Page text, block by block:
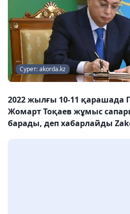
Сурет: akorda.kz
2022 жылғы 10-11 қарашада
Жомарт Тоқаев жұмыс
барады, деп хабарлайды